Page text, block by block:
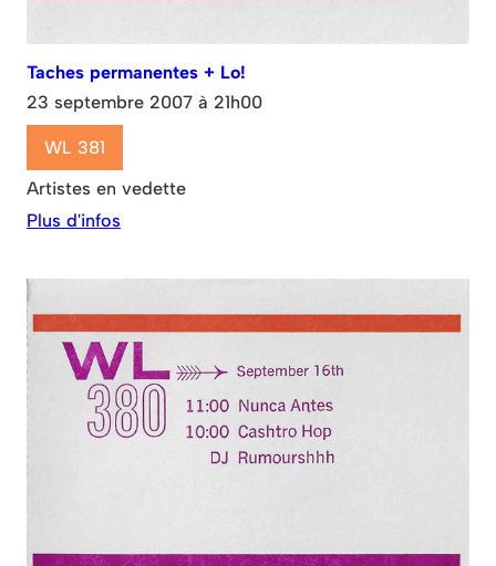
Taches permanentes + Lo!
23 septembre 2007 à 21h00
WL 381
Artistes en vedette
Plus d'infos